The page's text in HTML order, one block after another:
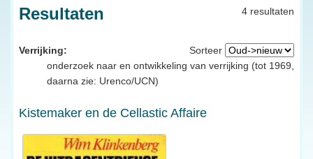
4 resultaten
Resultaten
Sorteer
Verrijking:
onderzoek naar en ontwikkeling van verrijking (tot 1969,
daarna zie: Urenco/UCN)
Kistemaker en de Cellastic Affaire